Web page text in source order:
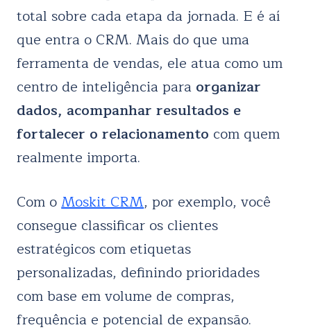
total sobre cada etapa da jornada. E é aí
que entra o CRM. Mais do que uma
ferramenta de vendas, ele atua como um
centro de inteligência para organizar
dados, acompanhar resultados e
fortalecer o relacionamento com quem
realmente importa.
Com oMoskit CRM, por exemplo, você
consegue classificar os clientes
estratégicos com etiquetas
personalizadas, definindo prioridades
com base em volume de compras,
frequência e potencial de expansão.